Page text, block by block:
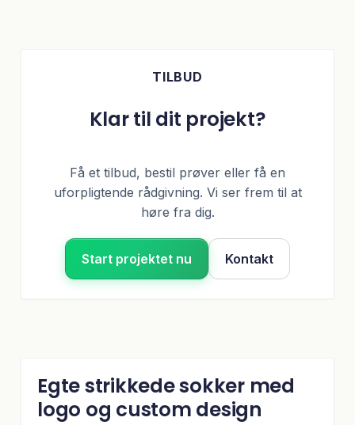
TILBUD
Klar til dit projekt?
Få et tilbud, bestil prøver eller få en
uforpligtende rådgivning. Vi ser frem til at
høre fra dig.
Start projektet nu Kontakt
Egte strikkede sokker med
logo og custom design